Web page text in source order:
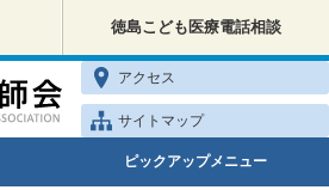
徳島こども医療電話相談
アクセス
サイトマップ
ピックアップメニュー